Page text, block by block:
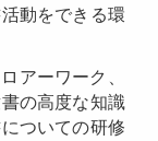
動をできる環
アーワーク、
の高度な知識
ついての研修